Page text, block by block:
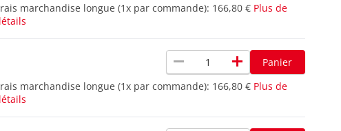
marchandise longue (1x par commande): 166,80 € Plus de
remove add
Panier
marchandise longue (1x par commande): 166,80 € Plus de